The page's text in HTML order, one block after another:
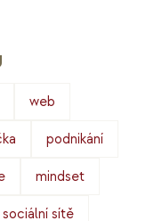
web
podnikání
mindset
sociální sítě